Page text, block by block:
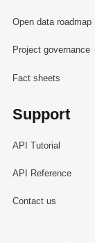
Open data roadmap
Project governance
Fact sheets
Support
API Tutorial
API Reference
Contact us